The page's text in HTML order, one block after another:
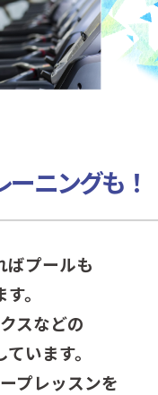
ニングも！
ばプールも
。
スなどの
います。
プレッスンを